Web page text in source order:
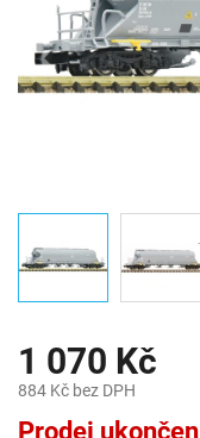
1 070 Kč
884 Kč bez DPH
Měrná
Prodej ukončen